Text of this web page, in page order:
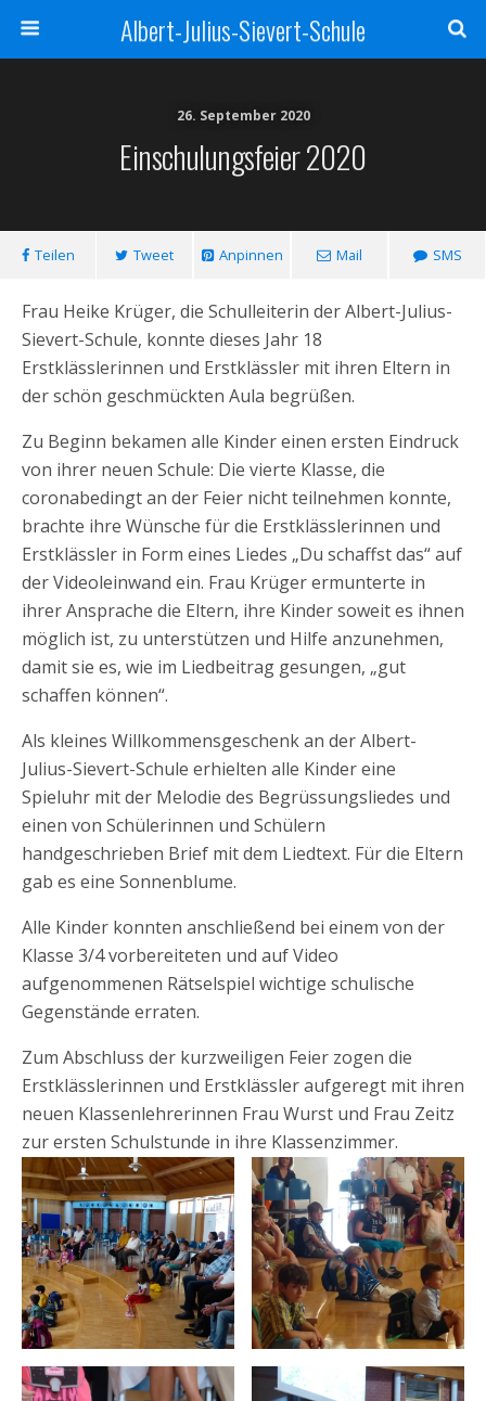
Albert-Julius-Sievert-Schule
26. September 2020
Einschulungsfeier 2020
Teilen Tweet Anpinnen Mail SMS
Frau Heike Krüger, die Schulleiterin der Albert-Julius-
Sievert-Schule, konnte dieses Jahr 18
Erstklässlerinnen und Erstklässler mit ihren Eltern in
der schön geschmückten Aula begrüßen.
Zu Beginn bekamen alle Kinder einen ersten Eindruck
von ihrer neuen Schule: Die vierte Klasse, die
coronabedingt an der Feier nicht teilnehmen konnte,
brachte ihre Wünsche für die Erstklässlerinnen und
Erstklässler in Form eines Liedes „Du schaffst das“ auf
der Videoleinwand ein. Frau Krüger ermunterte in
ihrer Ansprache die Eltern, ihre Kinder soweit es ihnen
möglich ist, zu unterstützen und Hilfe anzunehmen,
damit sie es, wie im Liedbeitrag gesungen, „gut
schaffen können“.
Als kleines Willkommensgeschenk an der Albert-
Julius-Sievert-Schule erhielten alle Kinder eine
Spieluhr mit der Melodie des Begrüssungsliedes und
einen von Schülerinnen und Schülern
handgeschrieben Brief mit dem Liedtext. Für die Eltern
gab es eine Sonnenblume.
Alle Kinder konnten anschließend bei einem von der
Klasse 3/4 vorbereiteten und auf Video
aufgenommenen Rätselspiel wichtige schulische
Gegenstände erraten.
Zum Abschluss der kurzweiligen Feier zogen die
Erstklässlerinnen und Erstklässler aufgeregt mit ihren
neuen Klassenlehrerinnen Frau Wurst und Frau Zeitz
zur ersten Schulstunde in ihre Klassenzimmer.